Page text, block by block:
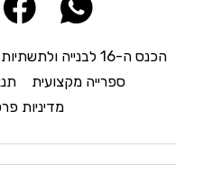
הכנס ה-16 לבנייה ולתשתיות
ספרייה מקצועית
מדיניות